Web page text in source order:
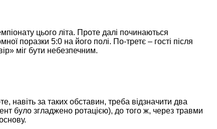
цього літа. Проте далі починаються
поразки 5:0 на його полі. По-третє – гості після
міг бути небезпечним.
навіть за таких обставин, треба відзначити два
було згладжено ротацією), до того ж, через травми